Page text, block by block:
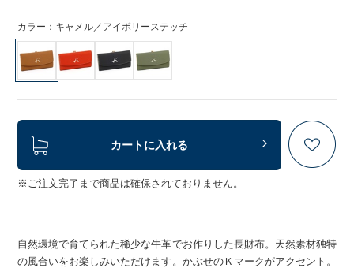
カラー：キャメル／アイボリーステッチ
カートに入れる
※ご注文完了まで商品は確保されておりません。
自然環境で育てられた稀少な牛革でお作りした長財布。天然素材独特
の風合いをお楽しみいただけます。かぶせのＫマークがアクセント。